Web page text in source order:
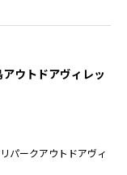
アウトドアヴィレッ
パークアウトドアヴィ